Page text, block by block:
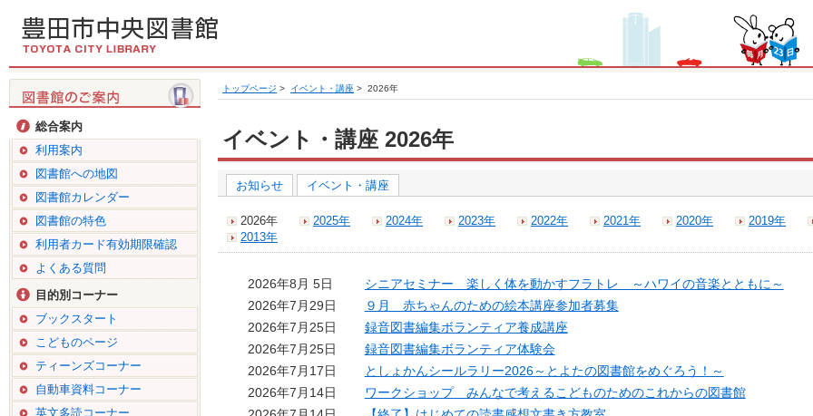
総合案内
利用案内
図書館への地図
図書館カレンダー
図書館の特色
利用者カード有効期限確認
よくある質問
目的別コーナー
ブックスタート
こどものページ
ティーンズコーナー
自動車資料コーナー
英文多読コーナー
トップページ > イベント・講座 > 2026年
イベント・講座 2026年
お知らせ イベント・講座
2026年 2025年 2024年 2023年 2022年 2021年 2020年 2019年
2013年
2026年8月 5日
シニアセミナー 楽しく体を動かすフラトレ ～ハワイの音楽とともに～
2026年7月29日
９月 赤ちゃんのための絵本講座参加者募集
2026年7月25日
録音図書編集ボランティア養成講座
2026年7月25日
録音図書編集ボランティア体験会
2026年7月17日
としょかんシールラリー2026～とよたの図書館をめぐろう！～
2026年7月14日
ワークショップ みんなで考えるこどものためのこれからの図書館